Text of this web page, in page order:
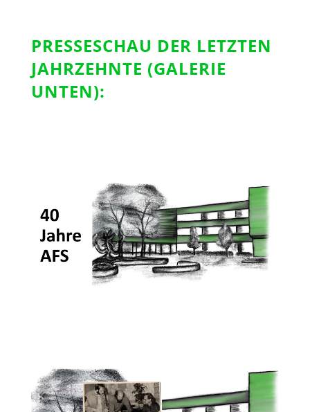
PRESSESCHAU DER LETZTEN
JAHRZEHNTE (GALERIE
UNTEN):